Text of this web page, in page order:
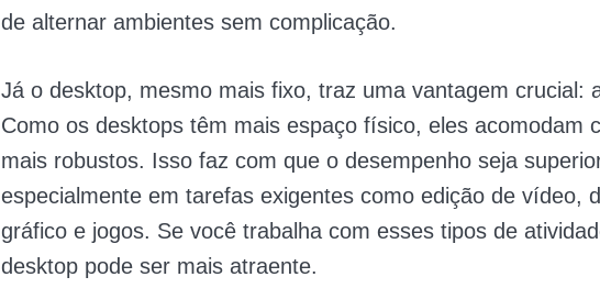
de alternar ambientes sem complicação.
Já o desktop, mesmo mais fixo, traz uma vantagem crucial:
Como os desktops têm mais espaço físico, eles acomodam
mais robustos. Isso faz com que o desempenho seja
especialmente em tarefas exigentes como edição de vídeo,
gráfico e jogos. Se você trabalha com esses tipos de
desktop pode ser mais atraente.